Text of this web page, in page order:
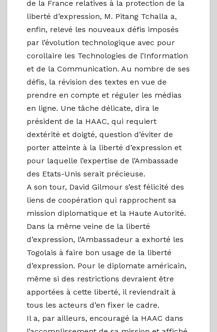
de la France relatives à la protection de la
liberté d’expression, M. Pitang Tchalla a,
enfin, relevé les nouveaux défis imposés
par l’évolution technologique avec pour
corollaire les Technologies de l’Information
et de la Communication. Au nombre de ses
défis, la révision des textes en vue de
prendre en compte et réguler les médias
en ligne. Une tâche délicate, dira le
président de la HAAC, qui requiert
dextérité et doigté, question d’éviter de
porter atteinte à la liberté d’expression et
pour laquelle l’expertise de l’Ambassade
des Etats-Unis serait précieuse.
A son tour, David Gilmour s’est félicité des
liens de coopération qui rapprochent sa
mission diplomatique et la Haute Autorité.
Dans la même veine de la liberté
d’expression, l’Ambassadeur a exhorté les
Togolais à faire bon usage de la liberté
d’expression. Pour le diplomate américain,
même si des restrictions devraient être
apportées à cette liberté, il reviendrait à
tous les acteurs d’en fixer le cadre.
Il a, par ailleurs, encouragé la HAAC dans